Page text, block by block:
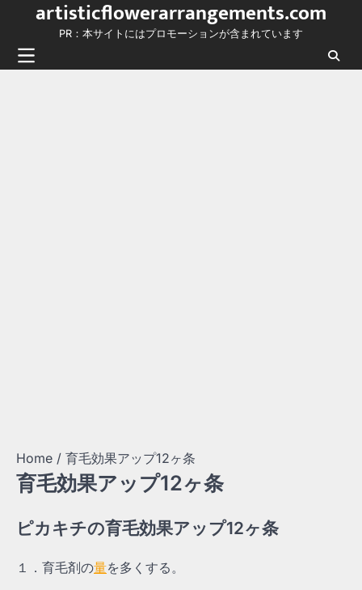
content
artisticflowerarrangements.com
PR：本サイトにはプロモーションが含まれています
Home 育毛効果アップ12ヶ条
育毛効果アップ12ヶ条
ピカキチの育毛効果アップ12ヶ条
１．育毛剤の量を多くする。